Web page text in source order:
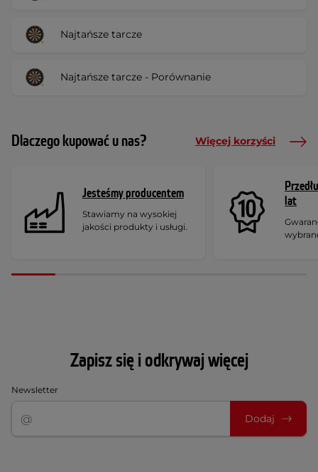
Najtańsze tarcze
Najtańsze tarcze - Porównanie
Dlaczego kupować u nas? Więcej korzyści
Jesteśmy producentem
Stawiamy na wysokiej
jakości produkty i usługi.
lat
Zapisz się i odkrywaj więcej
Newsletter
Dodaj